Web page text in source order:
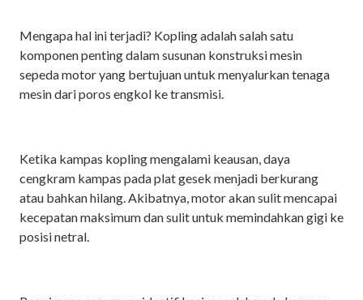
Mengapa hal ini terjadi? Kopling adalah salah satu
komponen penting dalam susunan konstruksi mesin
sepeda motor yang bertujuan untuk menyalurkan tenaga
mesin dari poros engkol ke transmisi.
Ketika kampas kopling mengalami keausan, daya
cengkram kampas pada plat gesek menjadi berkurang
atau bahkan hilang. Akibatnya, motor akan sulit mencapai
kecepatan maksimum dan sulit untuk memindahkan gigi ke
posisi netral.